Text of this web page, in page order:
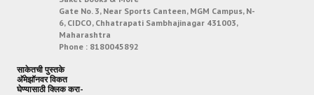
Gate No. 3, Near Sports Canteen, MGM Campus, N-
6, CIDCO, Chhatrapati Sambhajinagar 431003,
Maharashtra
Phone : 8180045892
साकेतची पुस्तके
अ‍ॅमेझॉनवर विकत
घेण्यासाठी क्लिक करा-